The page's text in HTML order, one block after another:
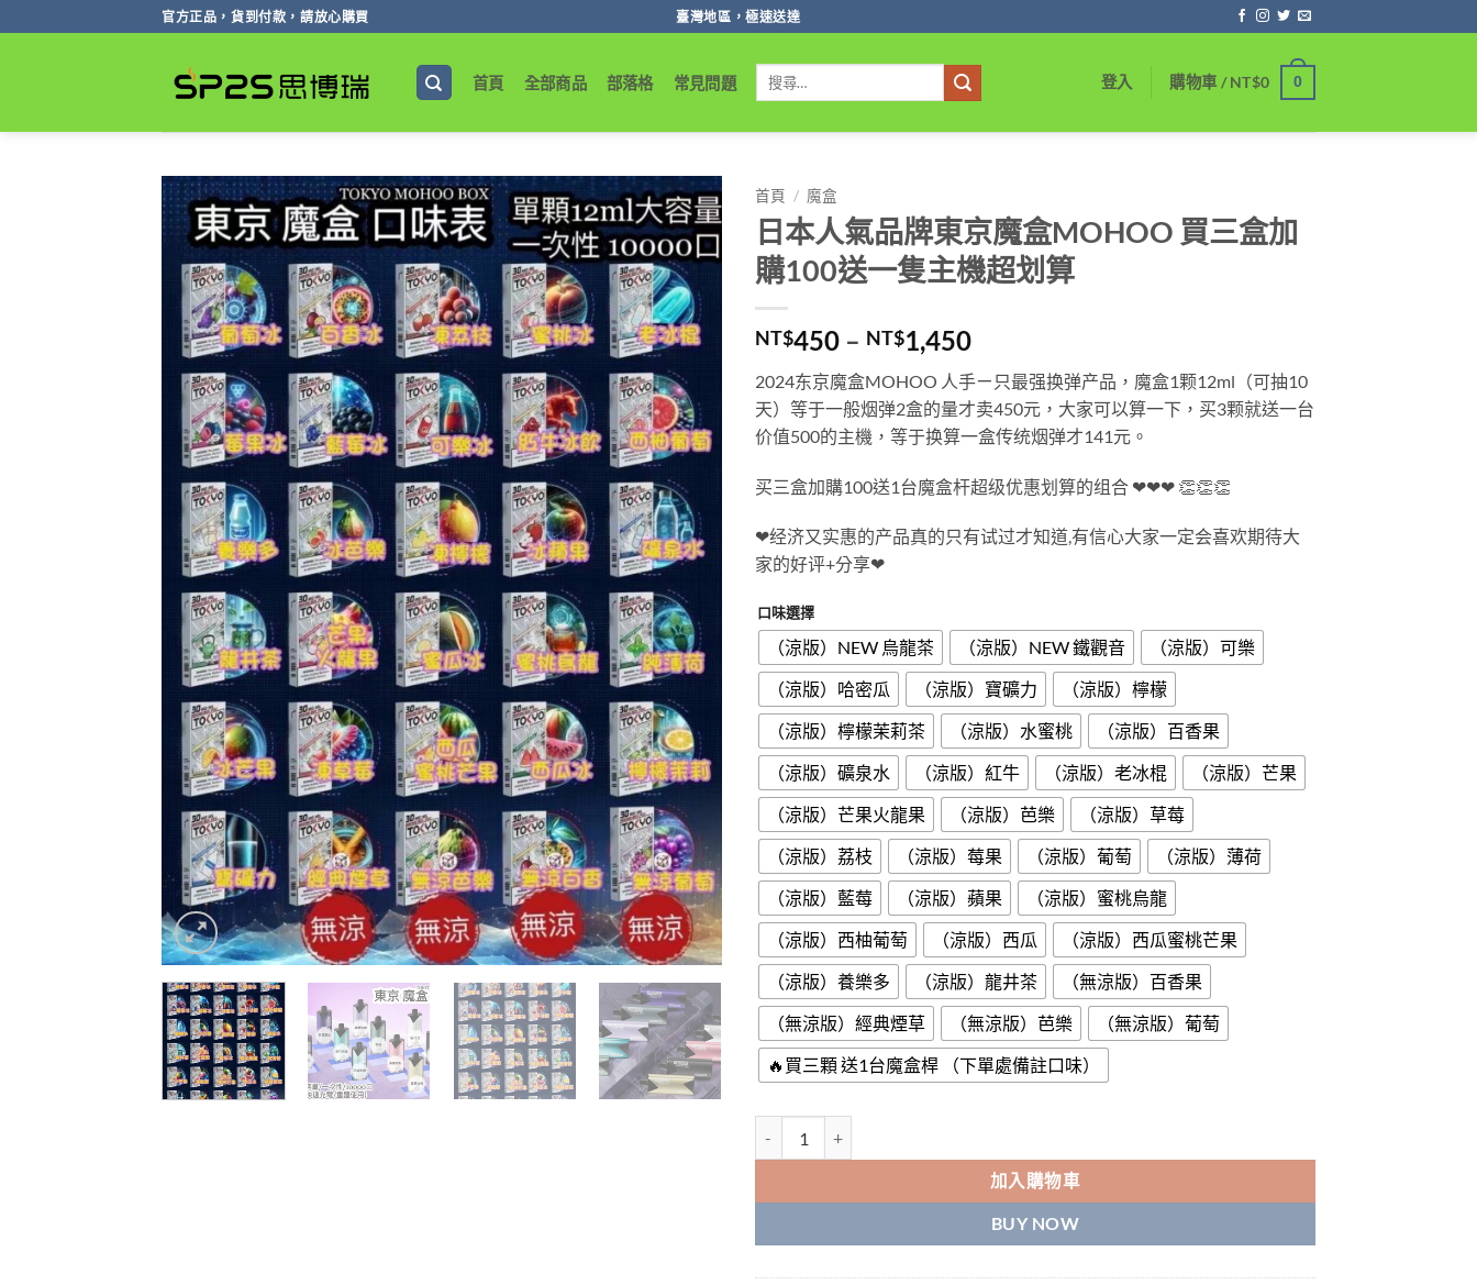
轉
官方正品，貨到付款，請放心購買 臺灣地區，極速送達
首頁 全部商品 部落格 常見問題
鍵
登入 購物車 /NT$0 0
首頁 / 魔盒
日本人氣品牌東京魔盒MOHOO 買三盒加
購100送一隻主機超划算
NT$450 – NT$1,450價
格
範
圍：
NT$450
到
NT$1,450
2024东京魔盒MOHOO 人手ㄧ只最强换弹产品，魔盒1颗12ml（可抽10
天）等于一般烟弹2盒的量才卖450元，大家可以算一下，买3颗就送一台
价值500的主機，等于换算一盒传统烟弹才141元。
买三盒加購100送1台魔盒杆超级优惠划算的组合 ❤❤❤ 👏👏👏
❤经济又实惠的产品真的只有试过才知道,有信心大家一定会喜欢期待大
家的好评+分享❤
口味選擇
（涼版）NEW 烏龍茶 （涼版）NEW 鐵觀音
（涼版）可樂
（涼版）哈密瓜
（涼版）寶礦力
（涼版）檸檬
（涼版）檸檬茉莉茶
（涼版）水蜜桃
（涼版）百香果
（涼版）礦泉水
（涼版）紅牛 （涼版）老冰棍
（涼版）芒果
（涼版）芒果火龍果
（涼版）芭樂
（涼版）草莓
（涼版）荔枝
（涼版）莓果 （涼版）葡萄
（涼版）薄荷
（涼版）藍莓
（涼版）蘋果
（涼版）蜜桃烏龍
（涼版）西柚葡萄
（涼版）西瓜
（涼版）西瓜蜜桃芒果
（涼版）養樂多
（涼版）龍井茶
（無涼版）百香果
（無涼版）經典煙草
（無涼版）芭樂
（無涼版）葡萄
🔥買三顆 送1台魔盒桿 （下單處備註口味）
加入購物車
BUY NOW